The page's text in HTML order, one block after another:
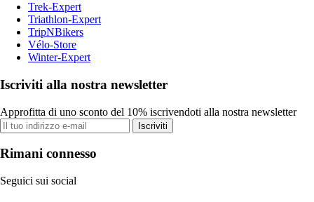
Trek-Expert
Triathlon-Expert
TripNBikers
Vélo-Store
Winter-Expert
Iscriviti alla nostra newsletter
Approfitta di uno sconto del 10% iscrivendoti alla nostra newsletter
Iscriviti
Rimani connesso
Seguici sui social